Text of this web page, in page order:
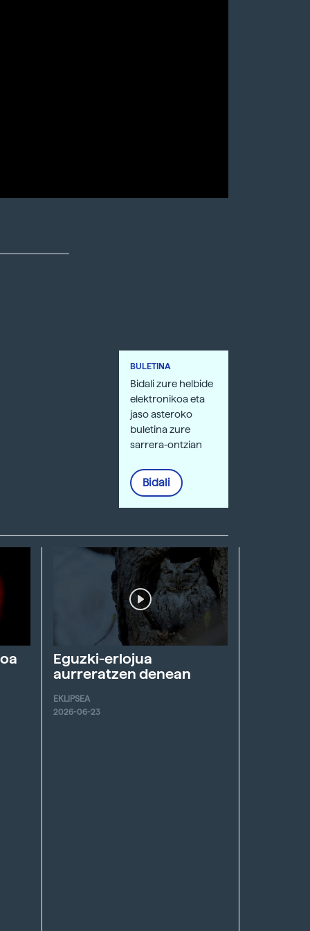
BULETINA
Bidali zure helbide
elektronikoa eta
jaso asteroko
buletina zure
sarrera-ontzian
Bidali
Eguzki-erlojua
aurreratzen denean
EKLIPSEA
2026-06-23